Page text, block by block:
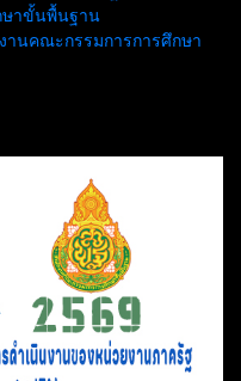
ษาขั้นพื้นฐาน
นคณะกรรมการการศึกษา